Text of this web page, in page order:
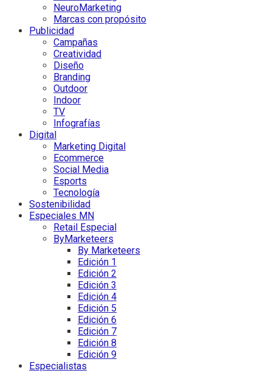
NeuroMarketing
Marcas con propósito
Publicidad
Campañas
Creatividad
Diseño
Branding
Outdoor
Indoor
TV
Infografías
Digital
Marketing Digital
Ecommerce
Social Media
Esports
Tecnología
Sostenibilidad
Especiales MN
Retail Especial
ByMarketeers
By Marketeers
Edición 1
Edición 2
Edición 3
Edición 4
Edición 5
Edición 6
Edición 7
Edición 8
Edición 9
Especialistas